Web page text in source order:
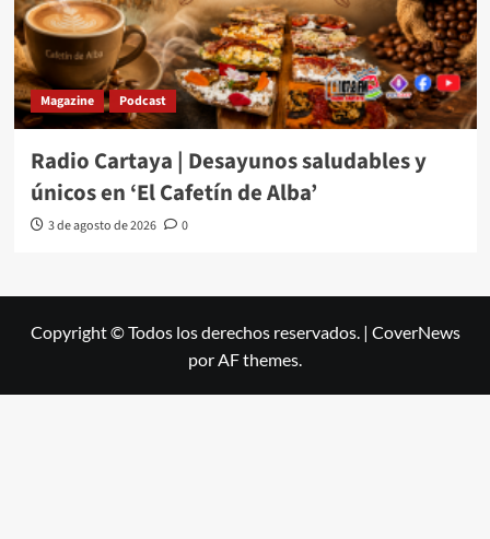
Magazine Podcast
Radio Cartaya | Desayunos saludables y
únicos en ‘El Cafetín de Alba’
3 de agosto de 2026 0
Copyright © Todos los derechos reservados. | CoverNews
por AF themes.